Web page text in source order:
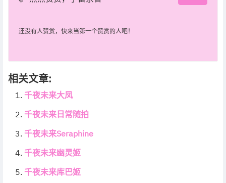
还没有人赞赏，快来当第一个赞赏的人吧！
相关文章:
千夜未来大凤
千夜未来日常随拍
千夜未来Seraphine
千夜未来幽灵姬
千夜未来库巴姬